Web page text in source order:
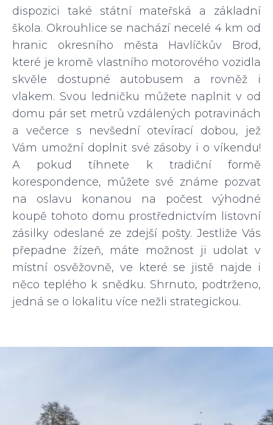
dispozici také státní mateřská a základní
škola. Okrouhlice se nachází necelé 4 km od
hranic okresního města Havlíčkův Brod,
které je kromě vlastního motorového vozidla
skvěle dostupné autobusem a rovněž i
vlakem. Svou ledničku můžete naplnit v od
domu pár set metrů vzdálených potravinách
a večerce s nevšední otevírací dobou, jež
Vám umožní doplnit své zásoby i o víkendu!
A pokud tíhnete k tradiční formě
korespondence, můžete své známe pozvat
na oslavu konanou na počest výhodné
koupě tohoto domu prostřednictvím listovní
zásilky odeslané ze zdejší pošty. Jestliže Vás
přepadne žízeň, máte možnost ji udolat v
místní osvěžovně, ve které se jistě najde i
něco teplého k snědku. Shrnuto, podtrženo,
jedná se o lokalitu více nežli strategickou.